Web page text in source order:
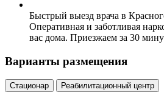
Быстрый выезд врача в
Оперативная и заботливая
вас дома. Приезжаем за 30
Варианты размещения
Стационар Реабилитационный центр